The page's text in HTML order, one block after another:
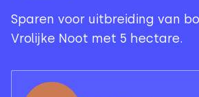
Sparen voor uitbreiding van
Vrolijke Noot met 5 hectare.